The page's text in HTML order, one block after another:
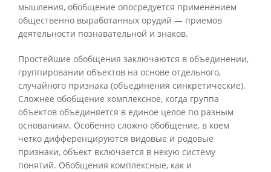
мышления, обобщение опосредуется применением
общественно выработанных орудий — приемов
деятельности познавательной и знаков.
Простейшие обобщения заключаются в объединении,
группировании объектов на основе отдельного,
случайного признака (объединения синкретические).
Сложнее обобщение комплексное, когда группа
объектов объединяется в единое целое по разным
основаниям. Особенно сложно обобщение, в коем
четко дифференцируются видовые и родовые
признаки, объект включается в некую систему
понятий. Обобщения комплексные, как и